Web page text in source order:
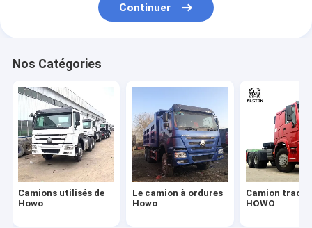
Nouveau camion China
REMORQUE À PLATEAU
remorque à lit bas
Trailer à décharger
Remorque de ciment en vrac
Continuer
Nos Catégories
Camions utilisés de
Howo
Le camion à ordures
Howo
Camion
HOWO